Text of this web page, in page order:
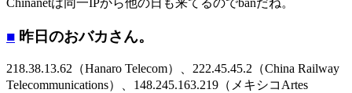
■ 昨日のおバカさん。
218.38.13.62（Hanaro Telecom）、222.45.45.2（China Railway
Telecommunications）、148.245.163.219（メキシコArtes